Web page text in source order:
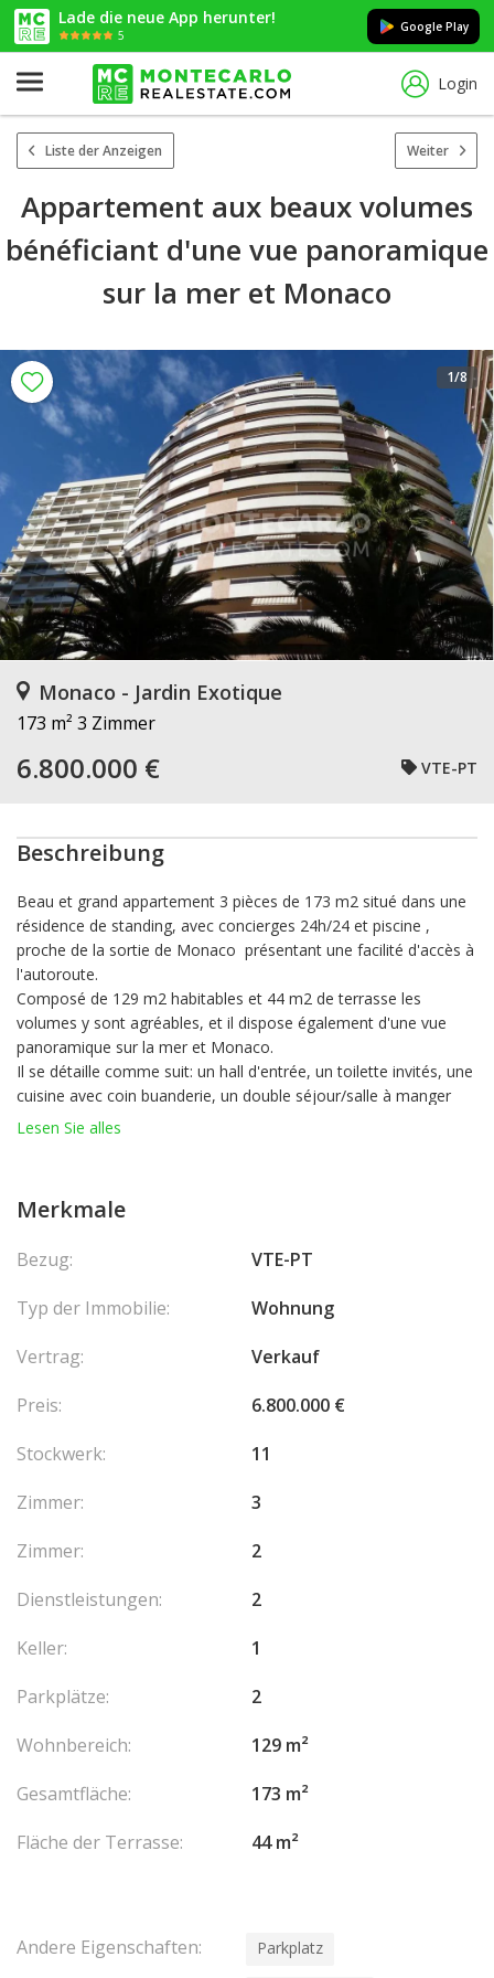
Lade die neue App herunter!
5
Google Play
Login
Liste der Anzeigen Weiter
Appartement aux beaux volumes
bénéficiant d'une vue panoramique
sur la mer et Monaco
1/8
Monaco - Jardin Exotique
173 m² 3 Zimmer
6.800.000 € VTE-PT
Beschreibung
Beau et grand appartement 3 pièces de 173 m2 situé dans une
résidence de standing, avec concierges 24h/24 et piscine ,
proche de la sortie de Monaco présentant une facilité d'accès à
l'autoroute.
Composé de 129 m2 habitables et 44 m2 de terrasse les
volumes y sont agréables, et il dispose également d'une vue
panoramique sur la mer et Monaco.
Il se détaille comme suit: un hall d'entrée, un toilette invités, une
cuisine avec coin buanderie, un double séjour/salle à manger
ouvrant sur terrasse, une première chambre avec salle de bain
Actuellement loué, l'appartement est libre sous préavis de 6
Lesen Sie alles
Merkmale
Bezug:
VTE-PT
Typ der Immobilie:
Wohnung
Vertrag:
Verkauf
Preis:
6.800.000 €
Stockwerk:
11
Zimmer:
3
Zimmer:
2
Dienstleistungen:
2
Keller:
1
Parkplätze:
2
Wohnbereich:
129 m²
Gesamtfläche:
173 m²
Fläche der Terrasse:
44 m²
Andere Eigenschaften: Parkplatz